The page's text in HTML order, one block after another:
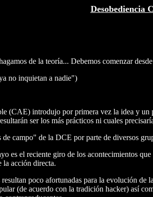
Desobediencia
de la teoría... Debemos comenzar
no inquietan a nadie")
(CAE) introdujo por primera vez la idea y
ser los más prácticos ni cuales
campo" de la DCE por parte de diversos
es el reciente giro de los acontecimientos
la acción directa.
poco afortunadas para la evolución
(de acuerdo con la tradición hacker) así